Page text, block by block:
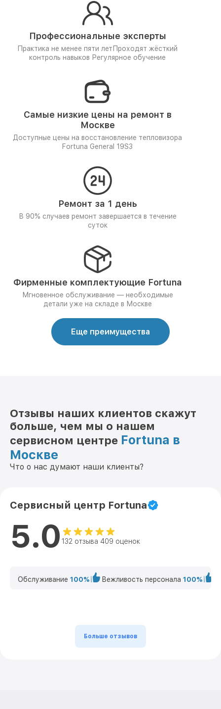
Профессиональные эксперты
Практика не менее пяти лет Проходят жёсткий
контроль навыков Регулярное обучение
Самые низкие цены на ремонт в
Москве
Доступные цены на восстановление тепловизора
Fortuna General 19S3
Ремонт за 1 день
В 90% случаев ремонт завершается в течение
суток
Фирменные комплектующие Fortuna
Мгновенное обслуживание — необходимые
детали уже на складе в Москве
Еще преимущества
Отзывы наших клиентов скажут
больше, чем мы о нашем
сервисном центре Fortuna в
Москве
Что о нас думают наши клиенты?
Сервисный центр Fortuna
5.0 132 отзыва 409 оценок
Обслуживание 100% Вежливость персонала 100%
Больше отзывов